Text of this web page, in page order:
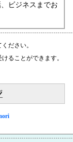
ビジネスまでお
ださい。
ることができます。